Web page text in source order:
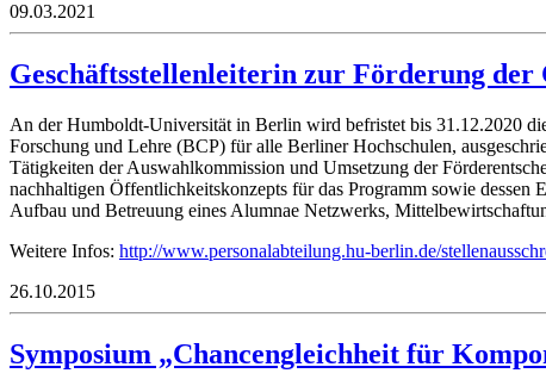
09.03.2021
Geschäftsstellenleiterin zur Förderung
An der Humboldt-Universität in Berlin wird befristet bis 31.12.2020
Forschung und Lehre (BCP) für alle Berliner Hochschulen,
Tätigkeiten der Auswahlkommission und Umsetzung der
nachhaltigen Öffentlichkeitskonzepts für das Programm sowie dessen
Aufbau und Betreuung eines Alumnae Netzwerks,
Weitere Infos: http://www.personalabteilung.hu-berlin.de/
26.10.2015
Symposium „Chancengleichheit für